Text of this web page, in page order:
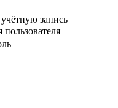
запись